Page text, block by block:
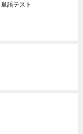
語テスト